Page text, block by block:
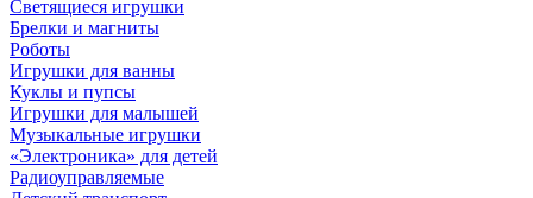
Светящиеся игрушки
Брелки и магниты
Роботы
Игрушки для ванны
Куклы и пупсы
Игрушки для малышей
Музыкальные игрушки
«Электроника» для детей
Радиоуправляемые